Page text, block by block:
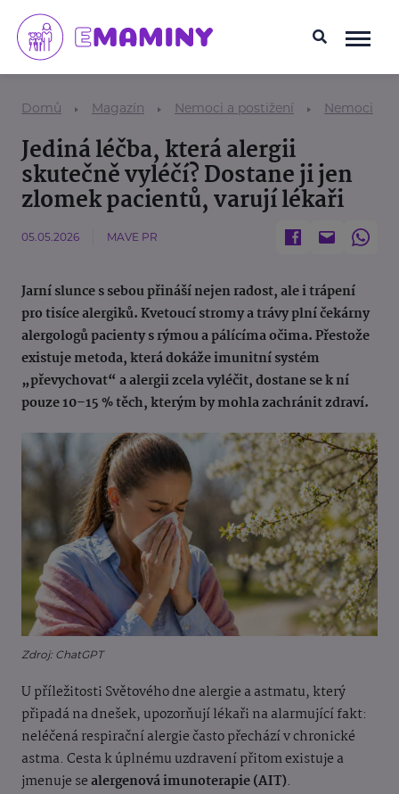
Domů Magazín Nemoci a postižení Nemoci
Jediná léčba, která alergii
skutečně vyléčí? Dostane ji jen
zlomek pacientů, varují lékaři
05.05.2026 MAVE PR
Jarní slunce s sebou přináší nejen radost, ale i trápení
pro tisíce alergiků. Kvetoucí stromy a trávy plní čekárny
alergologů pacienty s rýmou a pálícíma očima. Přestože
existuje metoda, která dokáže imunitní systém
„převychovat“ a alergii zcela vyléčit, dostane se k ní
pouze 10–15 % těch, kterým by mohla zachránit zdraví.
Zdroj: ChatGPT
U příležitosti Světového dne alergie a astmatu, který
připadá na dnešek, upozorňují lékaři na alarmující fakt:
neléčená respirační alergie často přechází v chronické
astma. Cesta k úplnému uzdravení přitom existuje a
jmenuje sealergenová imunoterapie (AIT).